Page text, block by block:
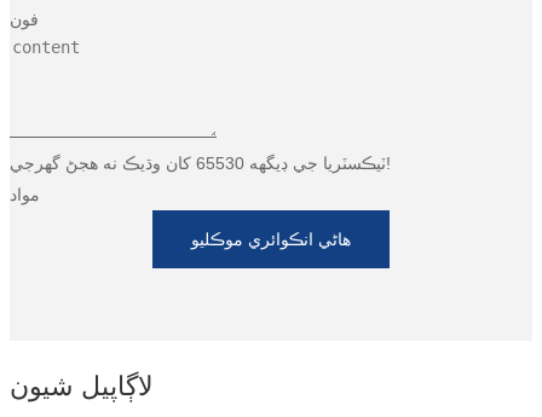
فون
ٽيڪسٽريا جي ڊيگهه 65530 کان وڌيڪ نه هجڻ گهرجي!
مواد
هاڻي انڪوائري موڪليو
لاڳاپيل شيون